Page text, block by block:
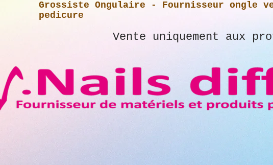
Grossiste Ongulaire - Fournisseur ongle
pedicure
Vente uniquement aux